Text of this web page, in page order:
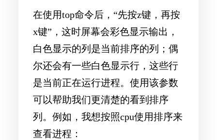
在使用top命令后，“先按z键，再按
x键”，这时屏幕会彩色显示输出，
白色显示的列是当前排序的列；偶
尔还会有一些白色显示行，这些行
是当前正在运行进程。使用该参数
可以帮助我们更清楚的看到排序
列。例如，我想按照cpu使用排序来
查看进程：